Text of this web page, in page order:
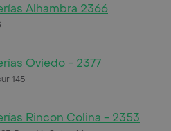
Alhambra 2366
Oviedo - 2377
145
Rincon Colina - 2353